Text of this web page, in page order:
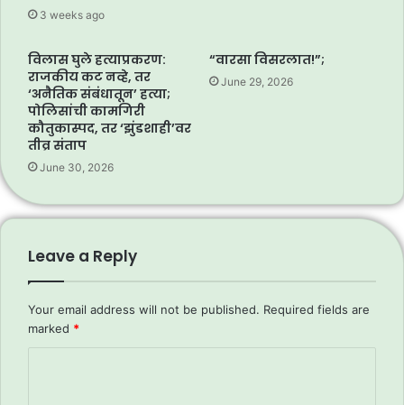
3 weeks ago
विलास घुले हत्याप्रकरण:
राजकीय कट नव्हे, तर
‘अनैतिक संबंधातून’ हत्या;
पोलिसांची कामगिरी
कौतुकास्पद, तर ‘झुंडशाही’वर
तीव्र संताप
June 30, 2026
“वारसा विसरलात!”;
June 29, 2026
Leave a Reply
Your email address will not be published. Required fields are
marked *